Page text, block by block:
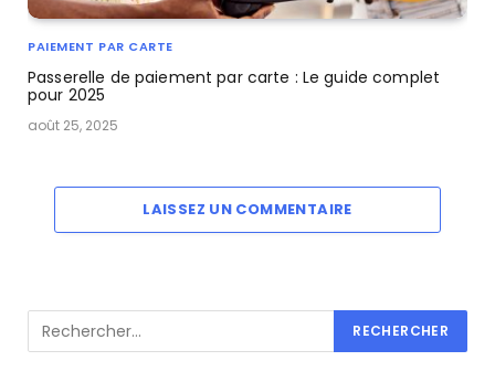
PAIEMENT PAR CARTE
Passerelle de paiement par carte : Le guide complet
pour 2025
août 25, 2025
LAISSEZ UN COMMENTAIRE